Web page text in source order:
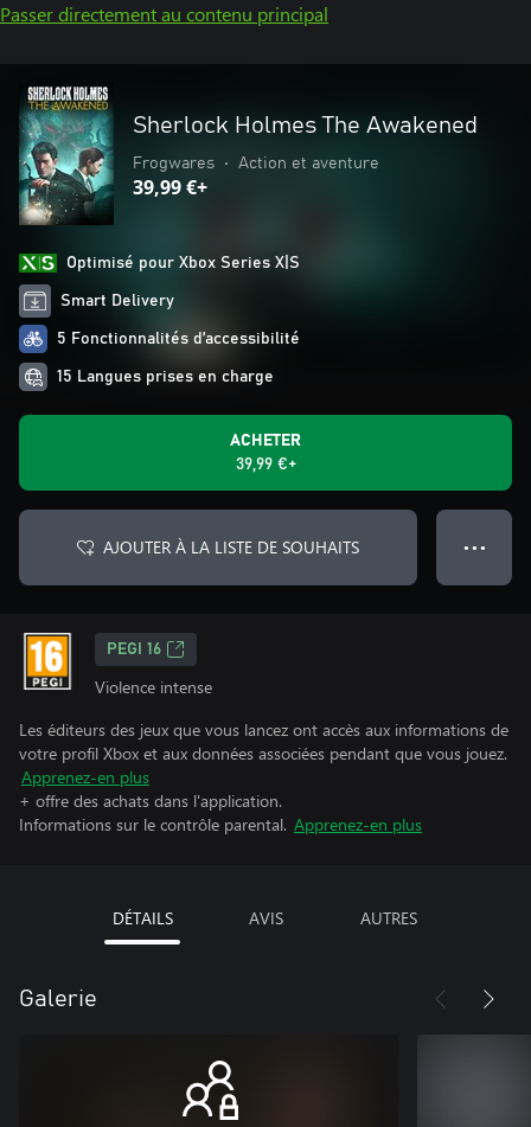
Passer directement au contenu principal
Sherlock Holmes The Awakened
Frogwares • Action et aventure
39,99 €+
Optimisé pour Xbox Series X|S
Smart Delivery
5 Fonctionnalités d’accessibilité
15 Langues prises en charge
ACHETER
39,99 €+
AJOUTER À LA LISTE DE SOUHAITS ● ● ●
PEGI 16
Violence intense
Les éditeurs des jeux que vous lancez ont accès aux informations de
votre profil Xbox et aux données associées pendant que vous jouez.
Apprenez-en plus
+ offre des achats dans l'application.
Informations sur le contrôle parental. Apprenez-en plus
DÉTAILS AVIS AUTRES
Galerie